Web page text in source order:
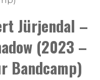
Jürjendal –
(2023 –
Bandcamp)